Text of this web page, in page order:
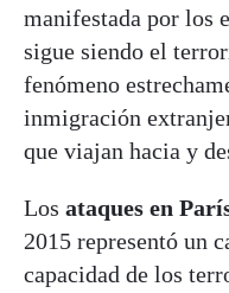
manifestada por los
sigue siendo el
fenómeno
inmigración
que viajan hacia y
Los ataques en
2015 representó un
capacidad de los